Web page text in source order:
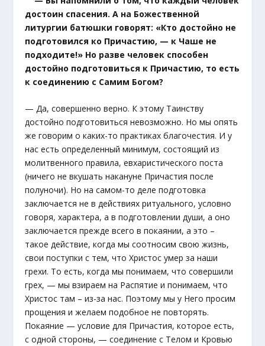
достоин спасения. А на Божественной
литургии батюшки говорят: «Кто достойно не
подготовился ко Причастию, — к Чаше не
подходите!» Но разве человек способен
достойно подготовиться к Причастию, то есть
к соединению с Самим Богом?
— Да, совершенно верно. К этому Таинству
достойно подготовиться невозможно. Но мы опять
же говорим о каких-то практиках благочестия. И у
нас есть определенный минимум, состоящий из
молитвенного правила, евхаристического поста
(ничего не вкушать накануне Причастия после
полуночи). Но на самом-то деле подготовка
заключается не в действиях ритуального, условно
говоря, характера, а в подготовлении души, а оно
заключается прежде всего в покаянии, а это –
такое действие, когда мы соотносим свою жизнь,
свои поступки с тем, что Христос умер за наши
грехи. То есть, когда мы понимаем, что совершили
грех, — мы взираем на Распятие и понимаем, что
Христос там – из-за нас. Поэтому мы у Него просим
прощения и желаем подобное не повторять.
Покаяние — условие для Причастия, которое есть,
с одной стороны, — соединение с Телом и Кровью